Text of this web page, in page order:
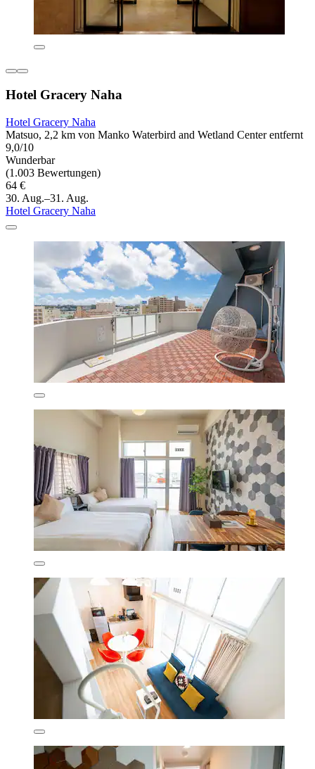
Hotel Gracery Naha
Hotel Gracery Naha
Matsuo, 2,2 km von Manko Waterbird and Wetland Center entfernt
9,0/10
Wunderbar
(1.003 Bewertungen)
64 €
30. Aug.–31. Aug.
Hotel Gracery Naha